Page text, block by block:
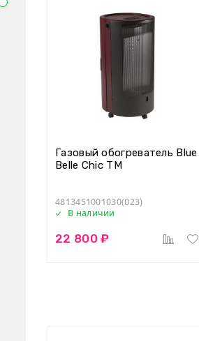
Газовый обогреватель Blue
Belle Chic TM
4813451001030(023)
В наличии
22 800 ₽